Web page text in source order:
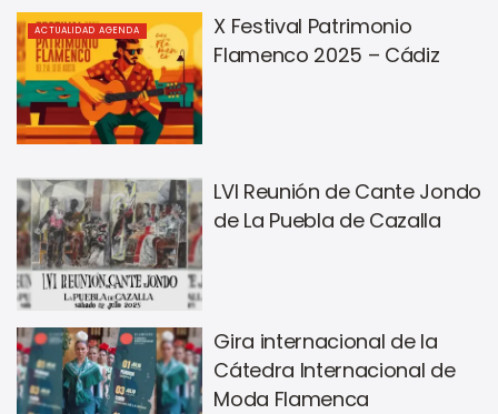
ACTUALIDAD AGENDA
X Festival Patrimonio
Flamenco 2025 – Cádiz
LVI Reunión de Cante Jondo
de La Puebla de Cazalla
Gira internacional de la
Cátedra Internacional de
Moda Flamenca